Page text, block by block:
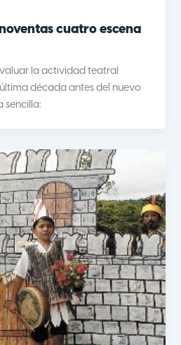
cuatro escena
la actividad teatral
década antes del nuevo
sencilla: